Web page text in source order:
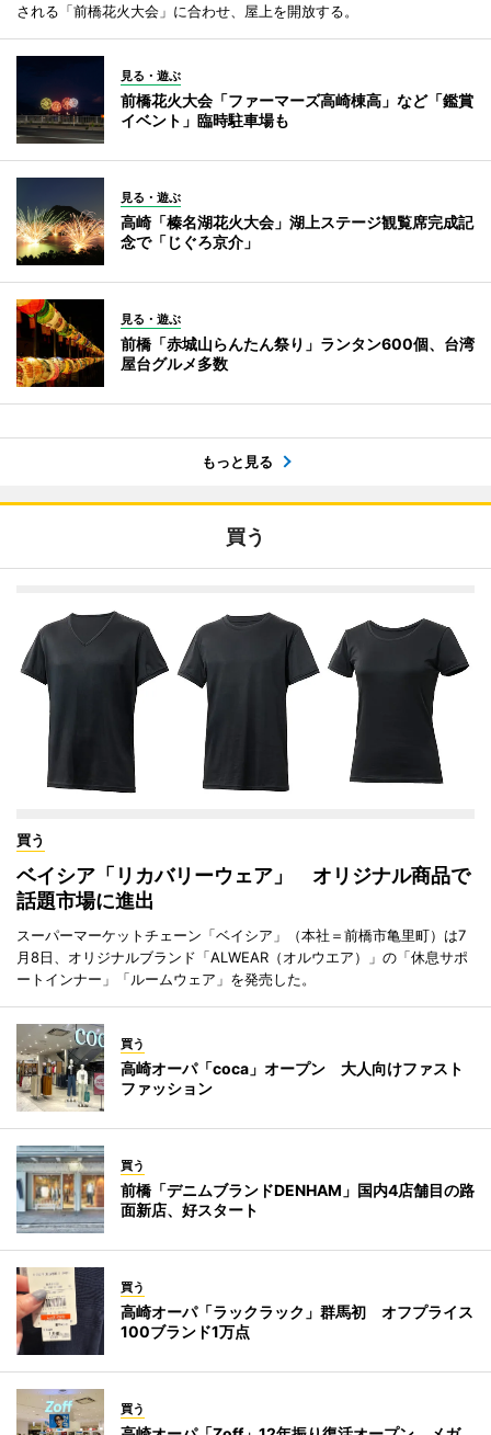
される「前橋花火大会」に合わせ、屋上を開放する。
見る・遊ぶ
前橋花火大会「ファーマーズ高崎棟高」など「鑑賞
イベント」臨時駐車場も
見る・遊ぶ
高崎「榛名湖花火大会」湖上ステージ観覧席完成記
念で「じぐろ京介」
見る・遊ぶ
前橋「赤城山らんたん祭り」ランタン600個、台湾
屋台グルメ多数
もっと見る
買う
買う
ベイシア「リカバリーウェア」 オリジナル商品で
話題市場に進出
スーパーマーケットチェーン「ベイシア」（本社＝前橋市亀里町）は7
月8日、オリジナルブランド「ALWEAR（オルウエア）」の「休息サポ
ートインナー」「ルームウェア」を発売した。
買う
高崎オーパ「coca」オープン 大人向けファスト
ファッション
買う
前橋「デニムブランドDENHAM」国内4店舗目の路
面新店、好スタート
買う
高崎オーパ「ラックラック」群馬初 オフプライス
100ブランド1万点
買う